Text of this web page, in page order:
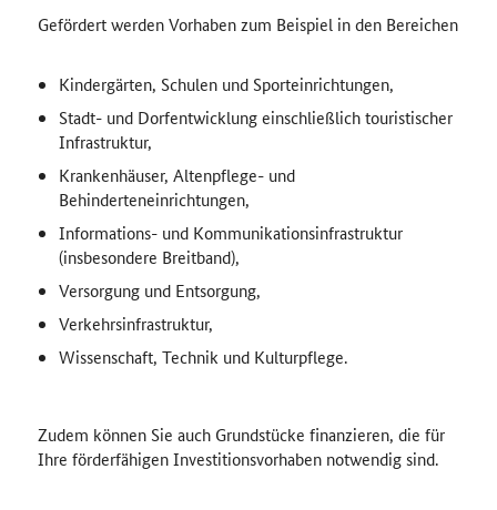
Gefördert werden Vorhaben zum Beispiel in den Bereichen
Kindergärten, Schulen und Sporteinrichtungen,
Stadt- und Dorfentwicklung einschließlich touristischer
Infrastruktur,
Krankenhäuser, Altenpflege- und
Behinderteneinrichtungen,
Informations- und Kommunikationsinfrastruktur
(insbesondere Breitband),
Versorgung und Entsorgung,
Verkehrsinfrastruktur,
Wissenschaft, Technik und Kulturpflege.
Zudem können Sie auch Grundstücke finanzieren, die für
Ihre förderfähigen Investitionsvorhaben notwendig sind.